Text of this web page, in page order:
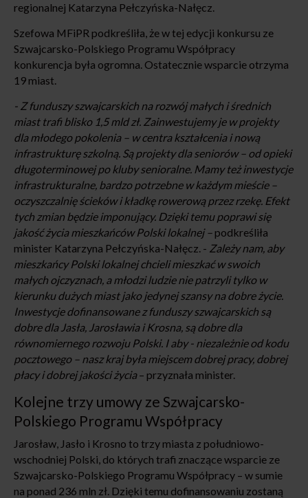
regionalnej Katarzyna Pełczyńska-Nałęcz.
Szefowa MFiPR podkreśliła, że w tej edycji konkursu ze
Szwajcarsko-Polskiego Programu Współpracy
konkurencja była ogromna. Ostatecznie wsparcie otrzyma
19 miast.
- Z funduszy szwajcarskich na rozwój małych i średnich
miast trafi blisko 1,5 mld zł. Zainwestujemy je w projekty
dla młodego pokolenia – w centra kształcenia i nową
infrastrukturę szkolną. Są projekty dla seniorów – od opieki
długoterminowej po kluby senioralne. Mamy też inwestycje
infrastrukturalne, bardzo potrzebne w każdym mieście –
oczyszczalnię ścieków i kładkę rowerową przez rzekę. Efekt
tych zmian będzie imponujący. Dzięki temu poprawi się
jakość życia mieszkańców Polski lokalnej – podkreśliła
minister Katarzyna Pełczyńska-Nałęcz. - Zależy nam, aby
mieszkańcy Polski lokalnej chcieli mieszkać w swoich
małych ojczyznach, a młodzi ludzie nie patrzyli tylko w
kierunku dużych miast jako jedynej szansy na dobre życie.
Inwestycje dofinansowane z funduszy szwajcarskich są
dobre dla Jasła, Jarosławia i Krosna, są dobre dla
równomiernego rozwoju Polski. I aby - niezależnie od kodu
pocztowego – nasz kraj była miejscem dobrej pracy, dobrej
płacy i dobrej jakości życia– przyznała minister.
Kolejne trzy umowy ze Szwajcarsko-
Polskiego Programu Współpracy
Jarosław, Jasło i Krosno to trzy miasta z południowo-
wschodniej Polski, do których trafi znaczące wsparcie ze
Szwajcarsko-Polskiego Programu Współpracy – w sumie
na ponad 236 mln zł. Dzięki temu dofinansowaniu zostaną